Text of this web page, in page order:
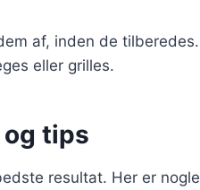
af, inden de tilberedes.
eller grilles.
tips
resultat. Her er nogle